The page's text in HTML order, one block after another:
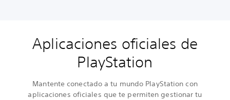
Aplicaciones oficiales de
PlayStation
Mantente conectado a tu mundo PlayStation con
aplicaciones oficiales que te permiten gestionar tu